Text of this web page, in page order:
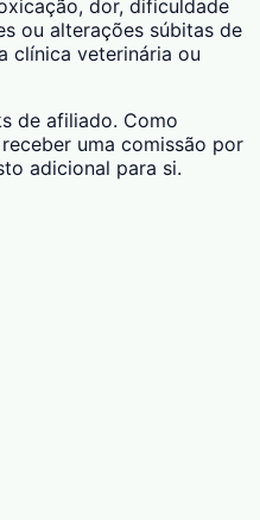
dor, dificuldade
ou alterações súbitas de
clínica veterinária ou
de afiliado. Como
uma comissão por
adicional para si.